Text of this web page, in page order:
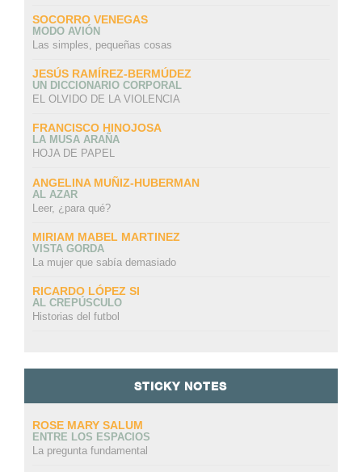
SOCORRO VENEGAS
MODO AVIÓN
Las simples, pequeñas cosas
JESÚS RAMÍREZ-BERMÚDEZ
UN DICCIONARIO CORPORAL
EL OLVIDO DE LA VIOLENCIA
FRANCISCO HINOJOSA
LA MUSA ARAÑA
HOJA DE PAPEL
ANGELINA MUÑIZ-HUBERMAN
AL AZAR
Leer, ¿para qué?
MIRIAM MABEL MARTINEZ
VISTA GORDA
La mujer que sabía demasiado
RICARDO LÓPEZ SI
AL CREPÚSCULO
Historias del futbol
STICKY NOTES
ROSE MARY SALUM
ENTRE LOS ESPACIOS
La pregunta fundamental